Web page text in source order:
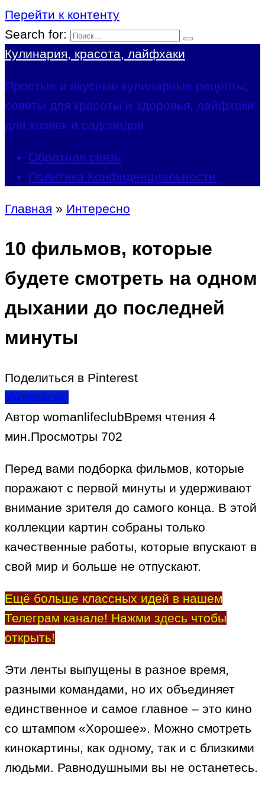
Перейти к контенту
Search for:
Кулинария, красота, лайфхаки
Простые и вкусные кулинарные рецепты,
советы для красоты и здоровья, лайфхаки
для хозяек и садоводов
Обратная связь
Политика Конфиденциальности
Главная » Интересно
10 фильмов, которые
будете смотреть на одном
дыхании до последней
минуты
Поделиться в Pinterest
Интересно
Автор womanlifeclubВремя чтения 4
мин.Просмотры 702
Перед вами подборка фильмов, которые
поражают с первой минуты и удерживают
внимание зрителя до самого конца. В этой
коллекции картин собраны только
качественные работы, которые впускают в
свой мир и больше не отпускают.
Ещё больше классных идей в нашем
Телеграм канале! Нажми здесь чтобы
открыть!
Эти ленты выпущены в разное время,
разными командами, но их объединяет
единственное и самое главное – это кино
со штампом «Хорошее». Можно смотреть
кинокартины, как одному, так и с близкими
людьми. Равнодушными вы не останетесь.